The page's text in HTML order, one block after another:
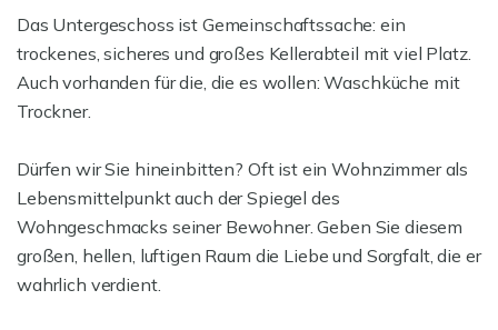
Das Untergeschoss ist Gemeinschaftssache: ein
trockenes, sicheres und großes Kellerabteil mit viel Platz.
Auch vorhanden für die, die es wollen: Waschküche mit
Trockner.
Dürfen wir Sie hineinbitten? Oft ist ein Wohnzimmer als
Lebensmittelpunkt auch der Spiegel des
Wohngeschmacks seiner Bewohner. Geben Sie diesem
großen, hellen, luftigen Raum die Liebe und Sorgfalt, die er
wahrlich verdient.